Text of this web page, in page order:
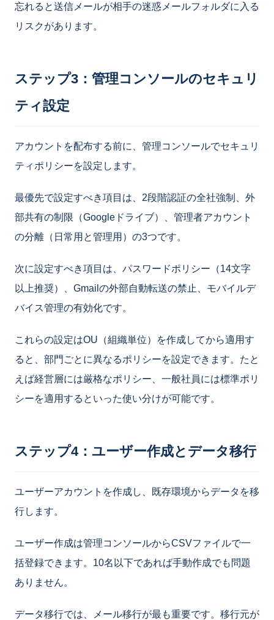
忘れると送信メールが相手の迷惑メールフォルダに入る
リスクがあります。
ステップ3：管理コンソールのセキュリ
ティ設定
アカウントを配布する前に、管理コンソールでセキュリ
ティポリシーを設定します。
最優先で設定すべき項目は、2段階認証の全社強制、外
部共有の制限（Googleドライブ）、管理者アカウント
の分離（日常用と管理用）の3つです。
次に設定すべき項目は、パスワードポリシー（14文字
以上推奨）、Gmailの外部自動転送の禁止、モバイルデ
バイス管理の有効化です。
これらの設定はOU（組織単位）を作成してから適用す
ると、部門ごとに異なるポリシーを設定できます。たと
えば経営層には厳格なポリシー、一般社員には標準ポリ
シーを適用するといった使い分けが可能です。
ステップ4：ユーザー作成とデータ移行
ユーザーアカウントを作成し、既存環境からデータを移
行します。
ユーザー作成は管理コンソールからCSVファイルで一
括登録できます。10名以下であれば手動作成でも問題
ありません。
データ移行では、メール移行が最も重要です。移行元が